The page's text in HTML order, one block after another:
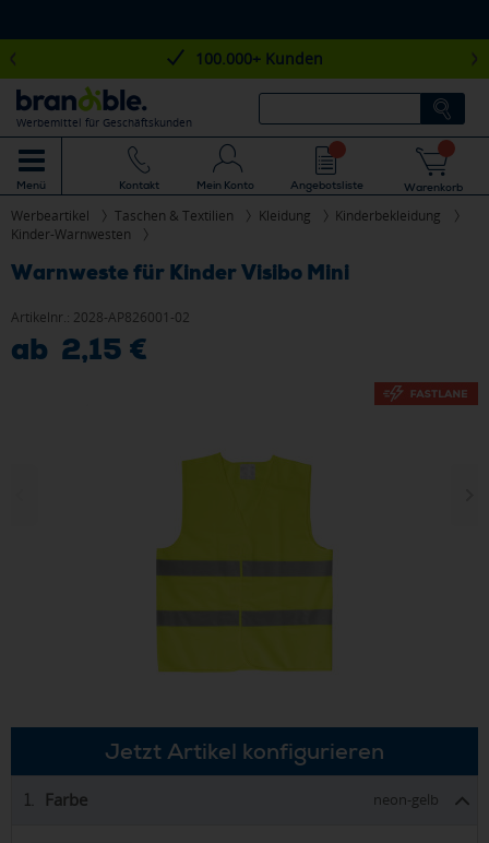
100.000+ Kunden
Werbemittel für Geschäftskunden
Menü Kontakt Mein Konto Angebotsliste Warenkorb
Werbeartikel Taschen & Textilien Kleidung
Kinderbekleidung
Kinder-Warnwesten
Warnweste für Kinder Visibo Mini
Artikelnr.: 2028-AP826001-02
ab 2,15 €
Jetzt Artikel konfigurieren
1. Farbe neon-gelb